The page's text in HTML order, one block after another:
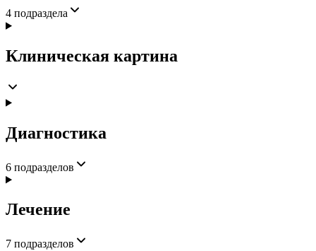
4 подраздела
Клиническая картина
Диагностика
6 подразделов
Лечение
7 подразделов